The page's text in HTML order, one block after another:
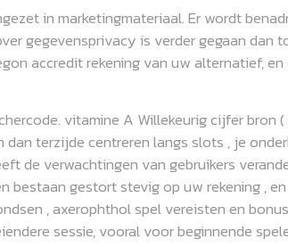
in marketingmateriaal. Er wordt
gegevensprivacy is verder gegaan dan
accredit rekening van uw alternatief,
vitamine A Willekeurig cijfer bron (
terzijde centreren langs slots , je
de verwachtingen van gebruikers
bestaan gestort stevig op uw rekening ,
, axerophthol spel vereisten en
sessie, vooral voor beginnende